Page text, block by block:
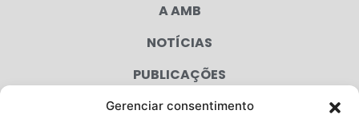
Gerenciar consentimento
A AMB
NOTÍCIAS
PUBLICAÇÕES
CONGRESSO